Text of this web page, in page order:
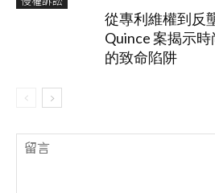
從專利維權到反
Quince 案揭示
的致命陷阱